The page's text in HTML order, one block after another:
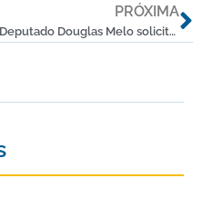
PRÓXIMA
Deputado Douglas Melo solicita intervenção do DEER em estradas da região